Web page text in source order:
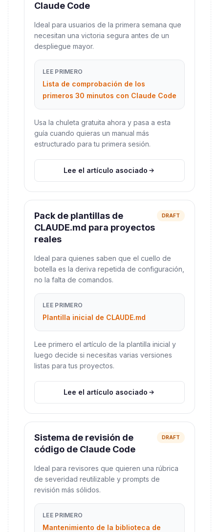
Claude Code
Ideal para usuarios de la primera semana que
necesitan una victoria segura antes de un
despliegue mayor.
LEE PRIMERO
Lista de comprobación de los
primeros 30 minutos con Claude Code
Usa la chuleta gratuita ahora y pasa a esta
guía cuando quieras un manual más
estructurado para tu primera sesión.
Lee el artículo asociado
Pack de plantillas de
CLAUDE.md para proyectos
reales
DRAFT
Ideal para quienes saben que el cuello de
botella es la deriva repetida de configuración,
no la falta de comandos.
LEE PRIMERO
Plantilla inicial de CLAUDE.md
Lee primero el artículo de la plantilla inicial y
luego decide si necesitas varias versiones
listas para tus proyectos.
Lee el artículo asociado
Sistema de revisión de
código de Claude Code
DRAFT
Ideal para revisores que quieren una rúbrica
de severidad reutilizable y prompts de
revisión más sólidos.
LEE PRIMERO
Mantenimiento de la biblioteca de